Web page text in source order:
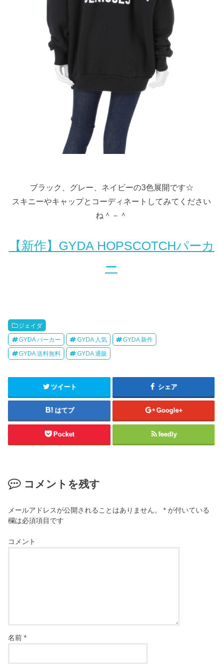
ブラック、グレー、ネイビーの3色展開です☆
スキニーやキャップとコーディネートしてみてください
ね＾－＾
【新作】GYDA HOPSCOTCHパーカ
ー
ジェイダ
GYDA パーカー GYDA 人気 GYDA 新作
GYDA 送料無料 GYDA 通販
ツイート シェア
はてブ Google+
Pocket feedly
コメントを残す
メールアドレスが公開されることはありません。 * が付いている
欄は必須項目です
コメント
名前*